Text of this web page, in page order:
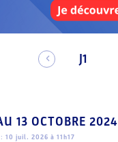
J1
13 OCTOBRE 2024
10 juil. 2026 à 11h17